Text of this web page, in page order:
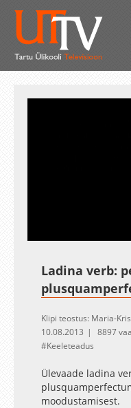
Ladina verb:
Klipi teostus: Maria-
10.08.2013
8897
Keeleteadus
Ülevaade ladina
moodustamisest.